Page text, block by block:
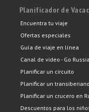
Planificador de
Encuentra tu viaje
Ofertas especiales
Guía de viaje en línea
Canal de video - Go Russia
Planificar un circuito
Planificar un transiberiano
Planificar un crucero en
Descuentos para los